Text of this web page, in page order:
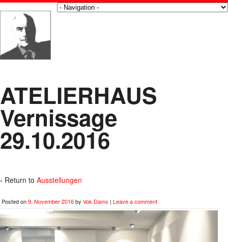
ATELIERHAUS
Vernissage
29.10.2016
‹ Return to Ausstellungen
Posted on9. November 2016by Vok Dams | Leave a comment